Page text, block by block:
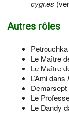
cygnes
Autres rôles
Le Maître
Le Maître
L’Ami dans
Demarsept
Le
Le Dandy